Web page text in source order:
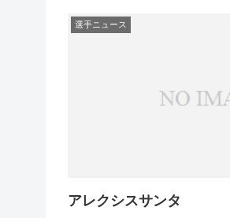
選手ニュース
アレクシスサンタ